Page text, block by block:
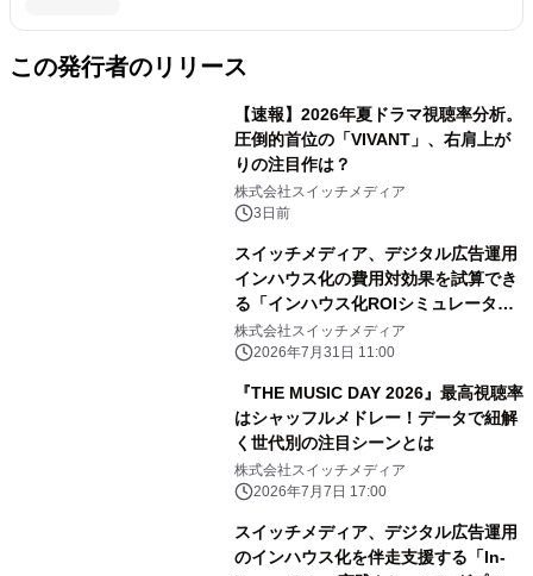
この発行者のリリース
【速報】2026年夏ドラマ視聴率分析。
圧倒的首位の「VIVANT」、右肩上が
りの注目作は？
株式会社スイッチメディア
3日前
スイッチメディア、デジタル広告運用
インハウス化の費用対効果を試算でき
る「インハウス化ROIシミュレータ
ー」を提供開始
株式会社スイッチメディア
2026年7月31日 11:00
『THE MUSIC DAY 2026』最高視聴率
はシャッフルメドレー！データで紐解
く世代別の注目シーンとは
株式会社スイッチメディア
2026年7月7日 17:00
スイッチメディア、デジタル広告運用
のインハウス化を伴走支援する「In-